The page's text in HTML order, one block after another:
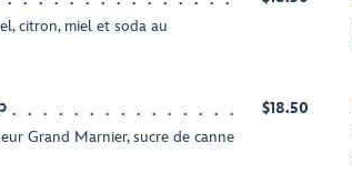
citron, miel et soda au
Grand Marnier, sucre de canne
$18.50